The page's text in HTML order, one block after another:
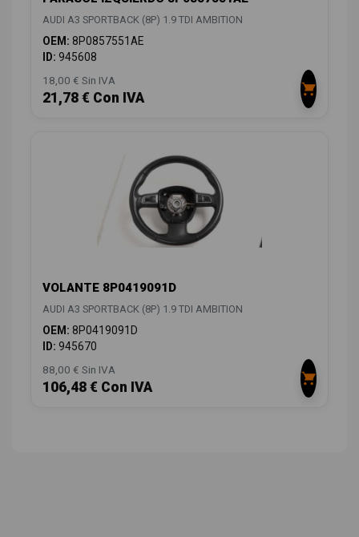
AUDI A3 SPORTBACK (8P) 1.9 TDI AMBITION
OEM: 8P0857551AE
ID: 945608
18,00 € Sin IVA
21,78 € Con IVA
VOLANTE 8P0419091D
AUDI A3 SPORTBACK (8P) 1.9 TDI AMBITION
OEM: 8P0419091D
ID: 945670
88,00 € Sin IVA
106,48 € Con IVA